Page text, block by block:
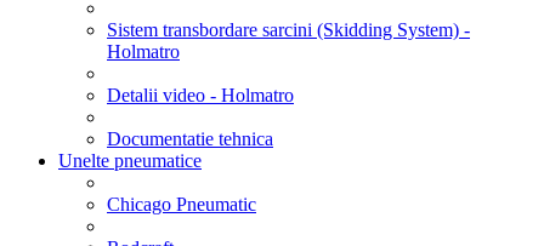
Sistem transbordare sarcini (Skidding System) -
Holmatro
Detalii video - Holmatro
Documentatie tehnica
Unelte pneumatice
Chicago Pneumatic